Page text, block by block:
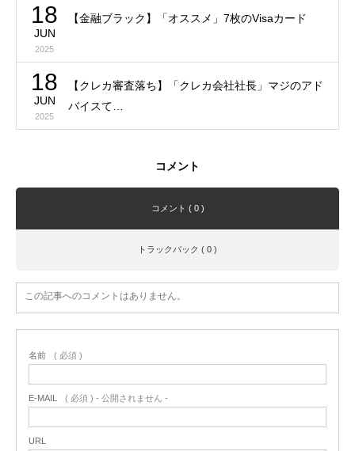
18
JUN
2025
【金融ブラック】「オススメ」7枚のVisaカード
18
JUN
2025
【クレカ審査落ち】「クレカ会社社長」マジのアド
バイスて…
コメント
コメント ( 0 )
トラックバック ( 0 )
この記事へのコメントはありません。
名前 ( 必須 )
E-MAIL ( 必須 ) - 公開されません -
URL